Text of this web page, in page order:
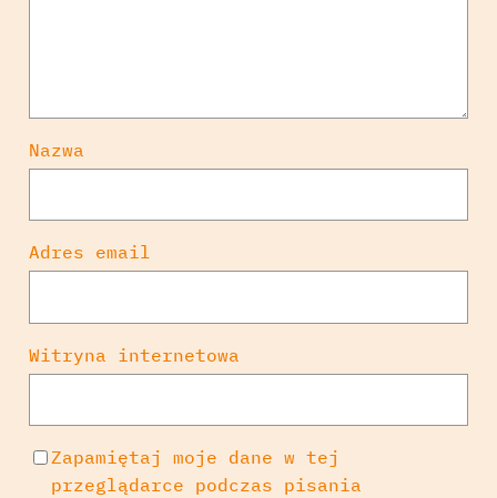
Nazwa
Adres email
Witryna internetowa
Zapamiętaj moje dane w tej
przeglądarce podczas pisania